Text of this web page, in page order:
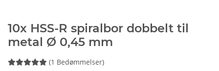
10x HSS-R spiralbor dobbelt til
metal Ø 0,45 mm
(1 Bedømmelser)